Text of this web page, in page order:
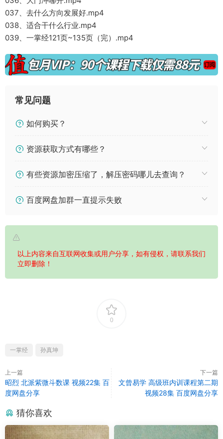
037、去什么方向发展好.mp4
038、适合干什么行业.mp4
039、一掌经121页~135页（完）.mp4
常见问题
如何购买？
资源获取方式有哪些？
有些资源加密压缩了，解压密码哪儿去查询？
百度网盘加群一直提示失败
以上内容来自互联网收集或用户分享，如有侵权，请联系我们
立即删除！
0
一掌经 孙真坤
上一篇
昭烈 北派紫微斗数课 视频22集 百
度网盘分享
下一篇
文曾易学 高级班内训课程第二期
视频28集 百度网盘分享
猜你喜欢